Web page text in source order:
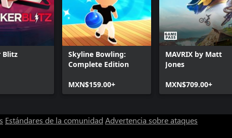
Blitz
Skyline Bowling:
Complete Edition
MXN$159.00+
MAVRIX by Matt
Jones
MXN$709.00+
Estándares de la comunidad Advertencia sobre ataques